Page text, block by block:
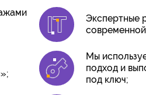
Экспертные
Мы
подход и
под ключ;